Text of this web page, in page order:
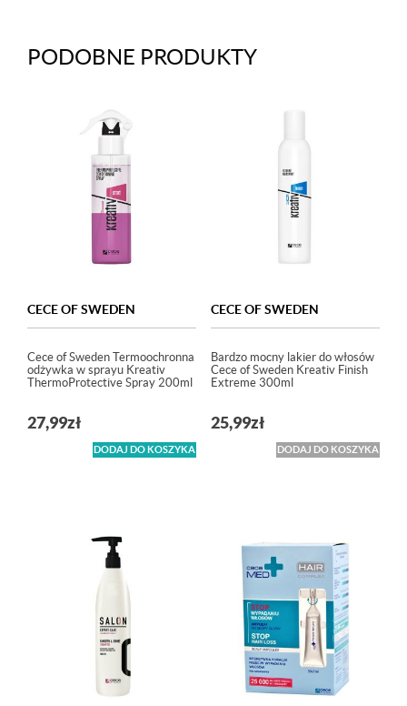
PODOBNE PRODUKTY
CECE OF SWEDEN
Cece of Sweden Termoochronna
odżywka w sprayu Kreativ
ThermoProtective Spray 200ml
27,99zł
DODAJ DO KOSZYKA
CECE OF SWEDEN
Bardzo mocny lakier do włosów
Cece of Sweden Kreativ Finish
Extreme 300ml
25,99zł
DODAJ DO KOSZYKA